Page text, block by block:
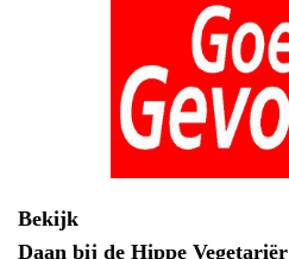
Bekijk
Daan bij de Hippe Vegetariër